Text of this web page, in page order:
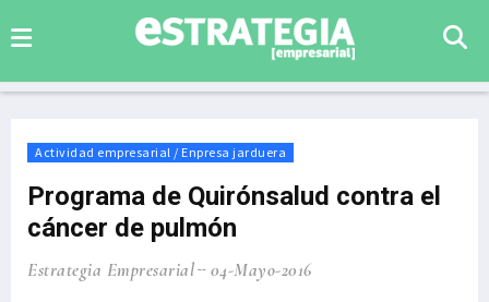
Actividad empresarial / Enpresa jarduera
Programa de Quirónsalud contra el
cáncer de pulmón
Estrategia Empresarial 04-Mayo-2016